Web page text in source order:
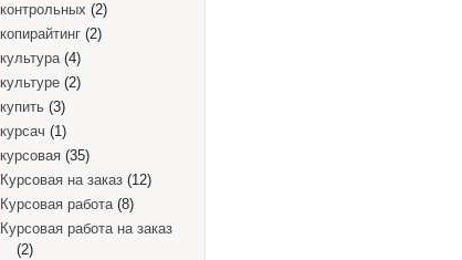
контрольных (2)
копирайтинг (2)
культура (4)
культуре (2)
купить (3)
курсач (1)
курсовая (35)
Курсовая на заказ (12)
Курсовая работа (8)
Курсовая работа на заказ
(2)